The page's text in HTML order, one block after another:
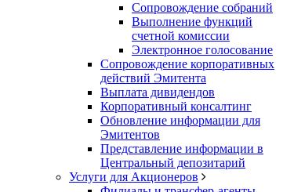
Сопровождение собраний
Выполнение функций
счетной комиссии
Электронное голосование
Сопровождение корпоративных
действий Эмитента
Выплата дивидендов
Корпоративный консалтинг
Обновление информации для
Эмитентов
Представление информации в
Центральный депозитарий
Услуги для Акционеров